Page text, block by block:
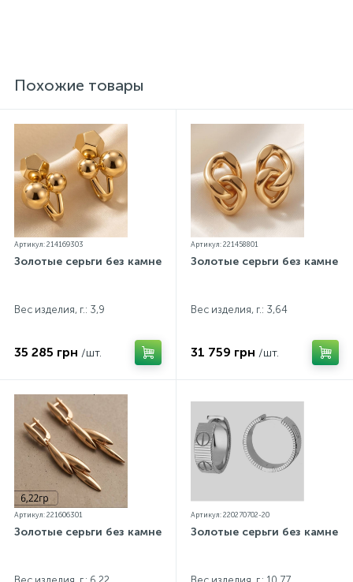
незначительно отличаться от реальных из-за
особенностей цветопередачи экрана
Похожие товары
Артикул: 214169303
Золотые серьги без камней
Вес изделия, г.: 3,9
35 285 грн /шт.
Артикул: 221458801
Золотые серьги без камней
Вес изделия, г.: 3,64
31 759 грн /шт.
Артикул: 221606301
Золотые серьги без камней
Артикул: 220270702-20
Золотые серьги без камней